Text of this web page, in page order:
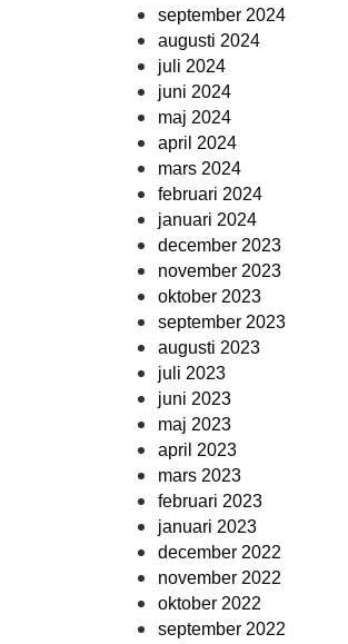
september 2024
augusti 2024
juli 2024
juni 2024
maj 2024
april 2024
mars 2024
februari 2024
januari 2024
december 2023
november 2023
oktober 2023
september 2023
augusti 2023
juli 2023
juni 2023
maj 2023
april 2023
mars 2023
februari 2023
januari 2023
december 2022
november 2022
oktober 2022
september 2022